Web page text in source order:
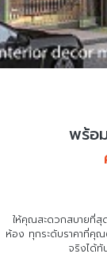
พร้อ
ให้คุณสะดวกสบายที่สุ
ห้อง ทุกระดับราคาที่คุ
จริงได้